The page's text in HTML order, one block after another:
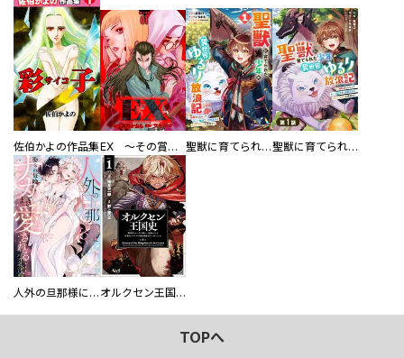
佐伯かよの作品集 EX ～その賞金稼ぎは、世界の出口を探す～【単行本版】 聖獣に育てられた少年の異世界ゆるり放浪記～神様からもらったチート魔法で、仲間たちとスローライフを満喫中～ 聖獣に育てられた少年の異世界ゆるり放浪記～神様からもらったチート魔法で、仲間たちとスローライフを満喫中～【分冊版】
人外の旦那様に娶られ毎晩ナカまで愛される…。アンソロジー オルクセン王国史
TOPへ